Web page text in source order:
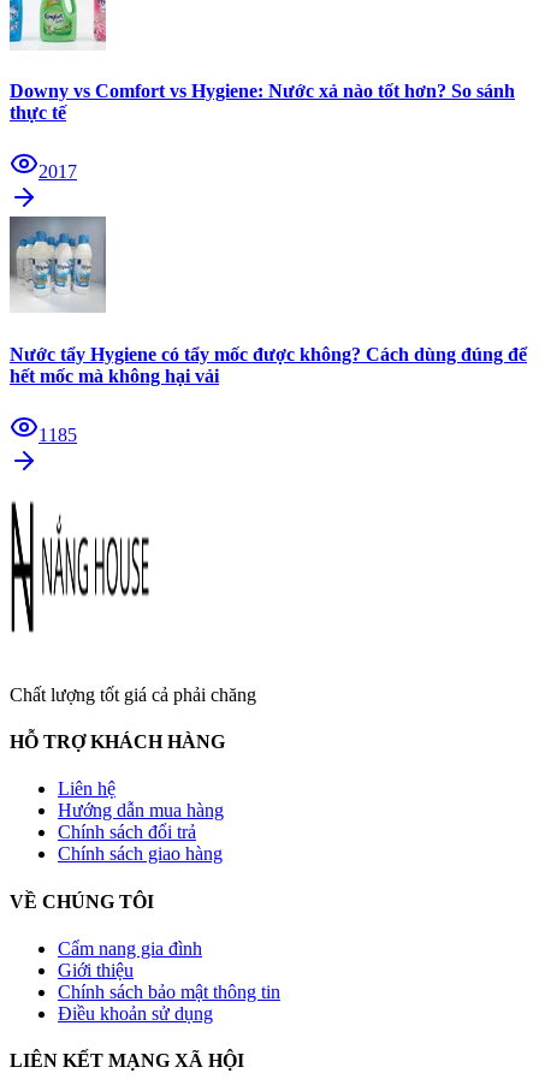
Downy vs Comfort vs Hygiene: Nước xả nào tốt hơn? So sánh
thực tế
2017
Nước tẩy Hygiene có tẩy mốc được không? Cách dùng đúng để
hết mốc mà không hại vải
1185
Chất lượng tốt giá cả phải chăng
HỖ TRỢ KHÁCH HÀNG
Liên hệ
Hướng dẫn mua hàng
Chính sách đổi trả
Chính sách giao hàng
VỀ CHÚNG TÔI
Cẩm nang gia đình
Giới thiệu
Chính sách bảo mật thông tin
Điều khoản sử dụng
LIÊN KẾT MẠNG XÃ HỘI